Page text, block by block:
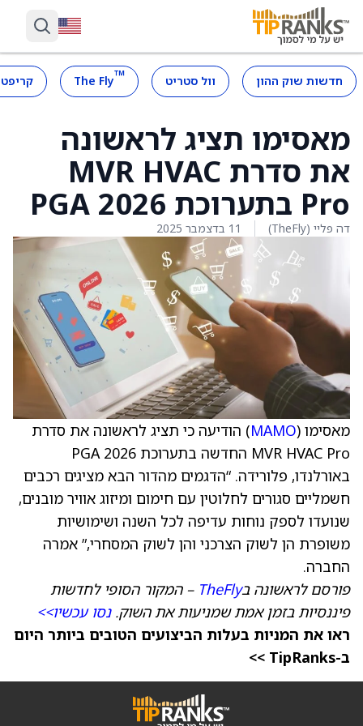
חדשות שוק ההון וול סטריט ™
The Fly
מאסימו תציג לראשונה
את סדרת MVR HVAC
Pro בתערוכת PGA 2026
דה פליי (TheFly) 11 בדצמבר 2025
מאסימו (MAMO) הודיעה כי תציג לראשונה את סדרת
MVR HVAC Pro החדשה בתערוכת PGA 2026
באורלנדו, פלורידה. “הדגמים מהדור הבא מציגים רכבים
חשמליים סגורים לחלוטין עם חימום ומיזוג אוויר מובנים,
שנועדו לספק נוחות עדיפה לכל השנה ושימושיות
משופרת הן לשוק הצרכני והן לשוק המסחרי,” אמרה
החברה.
פורסם לראשונה בTheFly – המקור הסופי לחדשות
פיננסיות בזמן אמת שמניעות את השוק.נסו עכשיו>>
ראו את המניות בעלות הביצועים הטובים ביותר היום
ב-TipRanks >>